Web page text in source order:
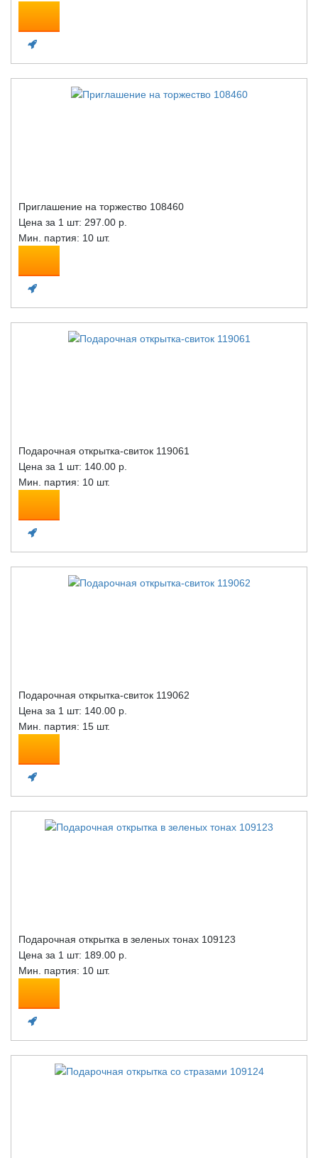
Приглашение на торжество 108460
Цена за 1 шт: 297.00 р.
Мин. партия: 10 шт.
Подарочная открытка-свиток 119061
Цена за 1 шт: 140.00 р.
Мин. партия: 10 шт.
Подарочная открытка-свиток 119062
Цена за 1 шт: 140.00 р.
Мин. партия: 15 шт.
Подарочная открытка в зеленых тонах 109123
Цена за 1 шт: 189.00 р.
Мин. партия: 10 шт.